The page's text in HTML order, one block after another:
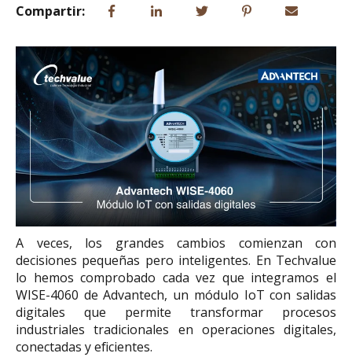
Compartir:
A veces, los grandes cambios comienzan con
decisiones pequeñas pero inteligentes. En Techvalue
lo hemos comprobado cada vez que integramos el
WISE-4060 de Advantech, un módulo IoT con salidas
digitales que permite transformar procesos
industriales tradicionales en operaciones digitales,
conectadas y eficientes.